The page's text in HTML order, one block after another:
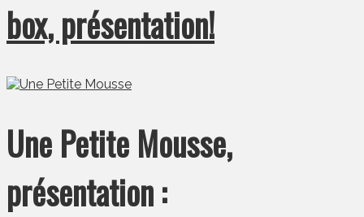
box, présentation!
Une Petite Mousse,
présentation :